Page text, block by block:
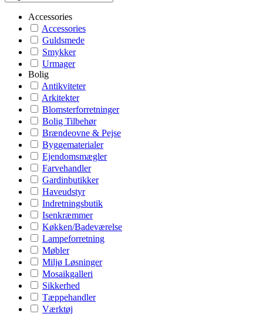
Accessories
Accessories
Guldsmede
Smykker
Urmager
Bolig
Antikviteter
Arkitekter
Blomsterforretninger
Bolig Tilbehør
Brændeovne & Pejse
Byggematerialer
Ejendomsmægler
Farvehandler
Gardinbutikker
Haveudstyr
Indretningsbutik
Isenkræmmer
Køkken/Badeværelse
Lampeforretning
Møbler
Miljø Løsninger
Mosaikgalleri
Sikkerhed
Tæppehandler
Værktøj